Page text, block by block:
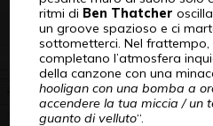
ritmi di Ben Thatcher
un groove spazioso e ci
sottometterci. Nel frattempo,
completano l’atmosfera
della canzone con una
hooligan con una bomba a
accendere la tua miccia / un
guanto di velluto“.